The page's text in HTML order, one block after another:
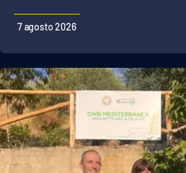
7 agosto 2026